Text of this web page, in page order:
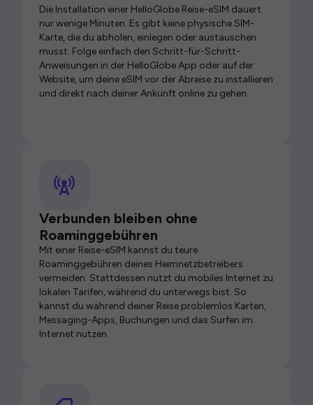
Die Installation einer HelloGlobe Reise-eSIM dauert
nur wenige Minuten. Es gibt keine physische SIM-
Karte, die du abholen, einlegen oder austauschen
musst. Folge einfach den Schritt-für-Schritt-
Anweisungen in der HelloGlobe App oder auf der
Website, um deine eSIM vor der Abreise zu installieren
und direkt nach deiner Ankunft online zu gehen.
Verbunden bleiben ohne
Roaminggebühren
Mit einer Reise-eSIM kannst du teure
Roaminggebühren deines Heimnetzbetreibers
vermeiden. Stattdessen nutzt du mobiles Internet zu
lokalen Tarifen, während du unterwegs bist. So
kannst du während deiner Reise problemlos Karten,
Messaging-Apps, Buchungen und das Surfen im
Internet nutzen.